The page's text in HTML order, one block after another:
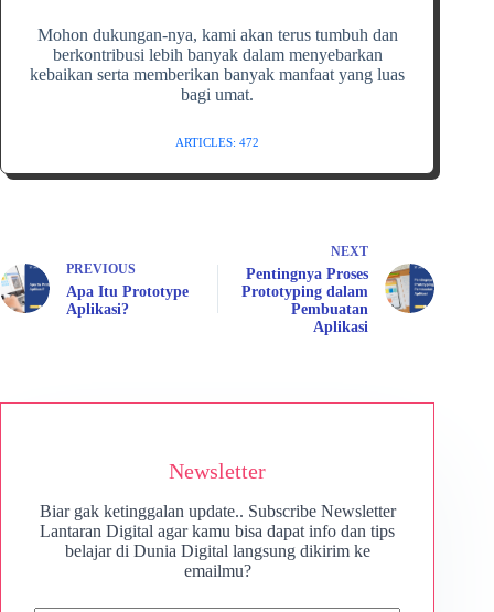
Mohon dukungan-nya, kami akan terus tumbuh dan
berkontribusi lebih banyak dalam menyebarkan
kebaikan serta memberikan banyak manfaat yang luas
bagi umat.
ARTICLES: 472
PREVIOUS
Apa Itu Prototype
Aplikasi?
NEXT
Pentingnya Proses
Prototyping dalam
Pembuatan
Aplikasi
Newsletter
Biar gak ketinggalan update.. Subscribe Newsletter
Lantaran Digital agar kamu bisa dapat info dan tips
belajar di Dunia Digital langsung dikirim ke
emailmu?